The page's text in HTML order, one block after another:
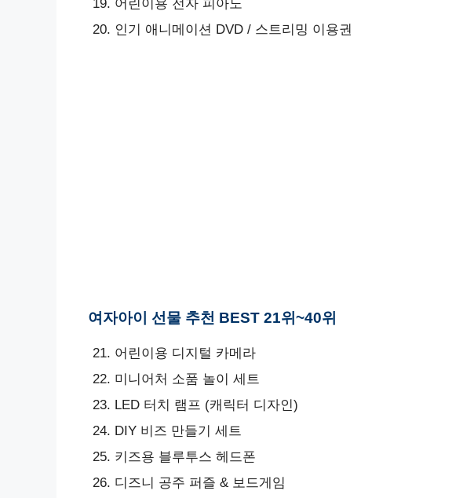
어린이용 전자 피아노
인기 애니메이션 DVD / 스트리밍 이용권
여자아이 선물 추천 BEST 21위~40위
어린이용 디지털 카메라
미니어처 소품 놀이 세트
LED 터치 램프 (캐릭터 디자인)
DIY 비즈 만들기 세트
키즈용 블루투스 헤드폰
디즈니 공주 퍼즐 & 보드게임